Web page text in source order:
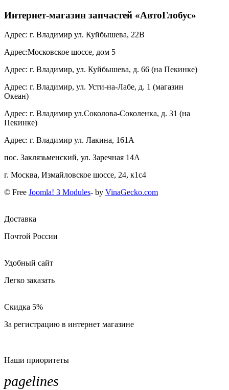
Интернет-магазин запчастей «АвтоГлобус»
Адрес: г. Владимир ул. Куйбышева, 22В
Адрес:Московское шоссе, дом 5
Адрес: г. Владимир, ул. Куйбышева, д. 66 (на Пекинке)
Адрес: г. Владимир, ул. Усти-на-Лабе, д. 1 (магазин
Океан)
Адрес: г. Владимир ул.Соколова-Соколенка, д. 31 (на
Пекинке)
Адрес: г. Владимир ул. Лакина, 161А
пос. Заклязьменский, ул. Заречная 14А
г. Москва, Измайловское шоссе, 24, к1с4
© Free Joomla! 3 Modules- by VinaGecko.com
Доставка
Почтой России
Удобный сайт
Легко заказать
Скидка 5%
За регистрацию в интернет магазине
Наши приоритеты
pagelines